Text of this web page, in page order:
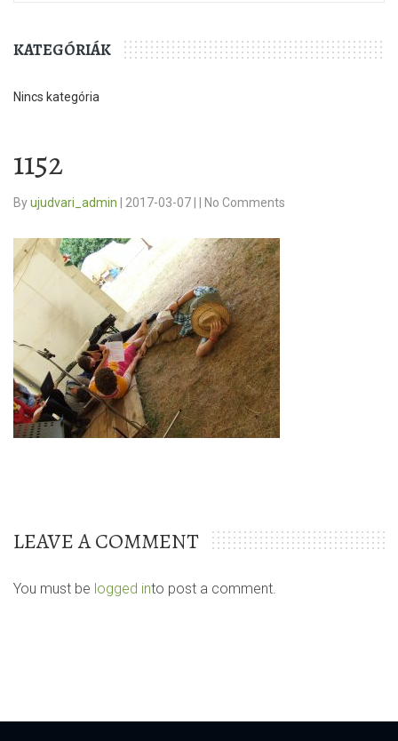
KATEGÓRIÁK
Nincs kategória
1152
Byujudvari_admin 2017-03-07 No Comments
LEAVE A COMMENT
You must be logged into post a comment.